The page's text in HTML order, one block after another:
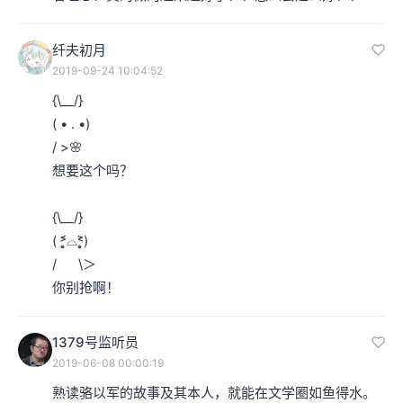
纤夫初月
2019-09-24 10:04:52
{\__/}
( • . •)
/ >🌸
想要这个吗？
{\__/}
( ˃̣̣̥᷄⌓˂̣̣̥᷅)
/      \＞
你别抢啊！
1379号监听员
2019-06-08 00:00:19
熟读骆以军的故事及其本人，就能在文学圈如鱼得水。